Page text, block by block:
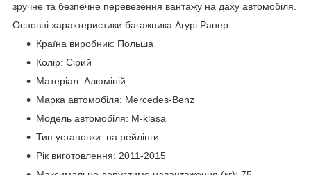
зручне та безпечне перевезення вантажу на даху автомобіля.
Основні характеристики багажника Агурі Ранер:
Країна виробник: Польша
Колір: Сірий
Матеріал: Алюміній
Марка автомобіля: Mercedes-Benz
Модель автомобіля: M-klasa
Тип установки: на рейлінги
Рік виготовлення: 2011-2015